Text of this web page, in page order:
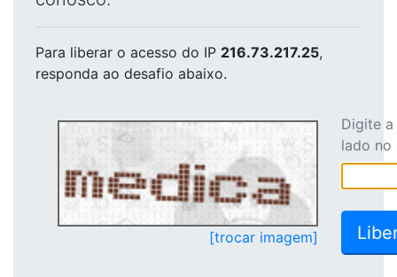
Para liberar o acesso do IP 216.73.217.25,
responda ao desafio abaixo.
[trocar imagem]
Digite
lado no